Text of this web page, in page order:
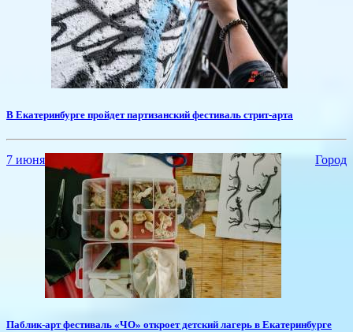
​В Екатеринбурге пройдет партизанский фестиваль стрит-арта
7 июня Город
Паблик-арт фестиваль «ЧО» откроет детский лагерь в Екатеринбурге